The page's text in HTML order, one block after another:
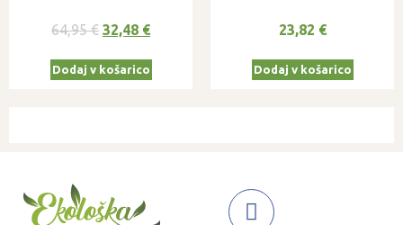
od
64,95€ 32,48 €
Dodaj v košarico
od 5
23,82 €
Dodaj v košarico